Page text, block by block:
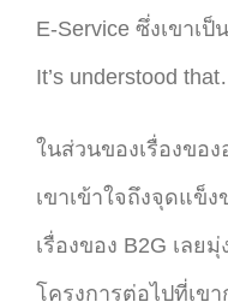
E-Service ซึ่งเขาเ
It’s understood
ในส่วนของเรื่องขอ
เขาเข้าใจถึงจุดแข็ง
เรื่องของ B2G เลย
โครงการต่อไปที่เข